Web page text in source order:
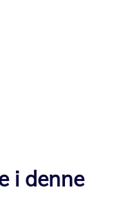
i denne